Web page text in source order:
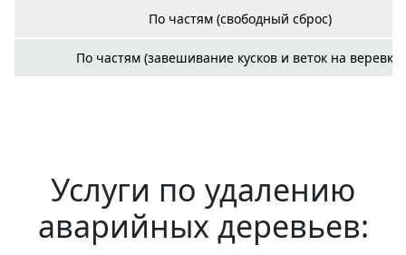
По частям (свободный сброс)
По частям (завешивание кусков и веток на веревку)
Услуги по удалению
аварийных деревьев: